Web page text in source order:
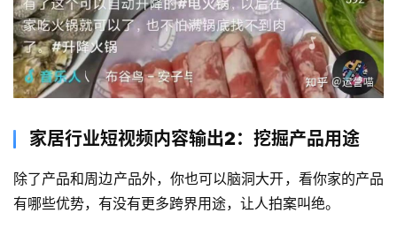
家居行业短视频内容输出2：挖掘产品用途
除了产品和周边产品外，你也可以脑洞大开，看你家的产品
有哪些优势，有没有更多跨界用途，让人拍案叫绝。